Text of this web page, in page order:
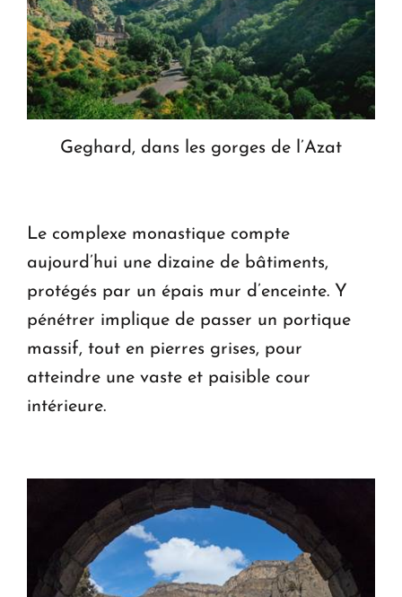
Geghard, dans les gorges de l’Azat
Le complexe monastique compte
aujourd’hui une dizaine de bâtiments,
protégés par un épais mur d’enceinte. Y
pénétrer implique de passer un portique
massif, tout en pierres grises, pour
atteindre une vaste et paisible cour
intérieure.